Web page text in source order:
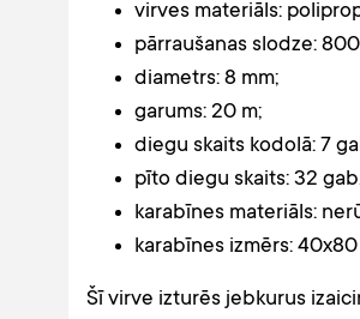
virves materiāls:
pārraušanas slodze:
diametrs: 8 mm;
garums: 20 m;
diegu skaits kodolā: 7
pīto diegu skaits: 32
karabīnes materiāls:
karabīnes izmērs: 40x80
Šī virve izturēs jebkurus